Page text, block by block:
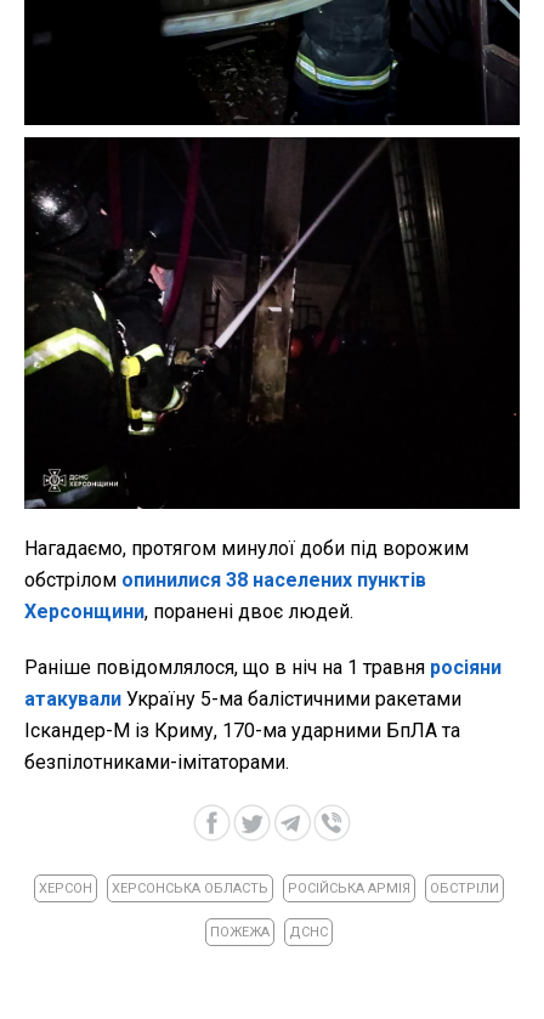
Нагадаємо, протягом минулої доби під ворожим
обстрілом опинилися 38 населених пунктів
Херсонщини, поранені двоє людей.
Раніше повідомлялося, що в ніч на 1 травня росіяни
атакували Україну 5-ма балістичними ракетами
Іскандер-М із Криму, 170-ма ударними БпЛА та
безпілотниками-імітаторами.
ХЕРСОН ХЕРСОНСЬКА ОБЛАСТЬ РОСІЙСЬКА АРМІЯ ОБСТРІЛИ
ПОЖЕЖА ДСНС